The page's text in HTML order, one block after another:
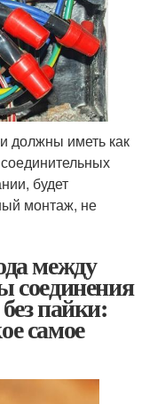
должны иметь как
будет
монтаж, не
между
соединения
пайки:
самое